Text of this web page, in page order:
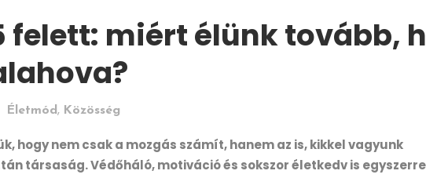
felett: miért élünk tovább,
Életmód, Közösség
hogy nem csak a mozgás számít, hanem az is, kikkel vagyunk
társaság. Védőháló, motiváció és sokszor életkedv is